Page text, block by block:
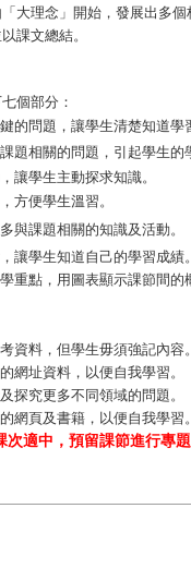
大理念」開始，發展出多
課文總結。
個部分：
的問題，讓學生清楚知道學
題相關的問題，引起學生的
讓學生主動探求知識。
方便學生溫習。
與課題相關的知識及活動。
讓學生知道自己的學習成績
重點，用圖表顯示課節間的
資料，但學生毋須強記內容
網址資料，以便自我學習。
探究更多不同領域的問題。
網頁及書籍，以便自我學習
次適中，預留課節進行專